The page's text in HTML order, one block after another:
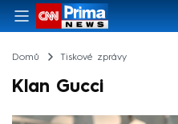
Domů Tiskové zprávy
Klan Gucci